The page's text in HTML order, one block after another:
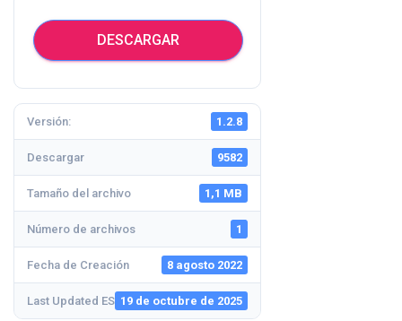
DESCARGAR
Versión: 1.2.8
Descargar 9582
Tamaño del archivo 1,1 MB
Número de archivos 1
Fecha de Creación 8 agosto 2022
Last Updated ES 19 de octubre de 2025